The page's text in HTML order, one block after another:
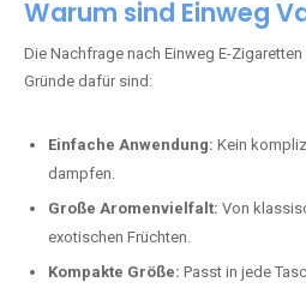
Warum sind Einweg
Die Nachfrage nach Einweg E-
Gründe dafür sind:
Einfache Anwendung: Kein
dampfen.
Große Aromenvielfalt: Von
exotischen Früchten.
Kompakte Größe: Passt in jede